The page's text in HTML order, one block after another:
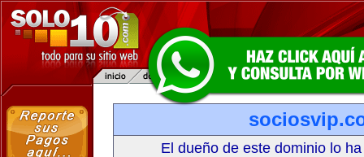
El dueño de este dominio lo